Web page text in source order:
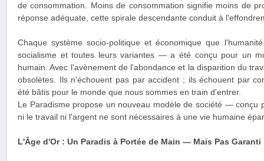
de consommation. Moins de consommation signifie moins de
réponse adéquate, cette spirale descendante conduit à
Chaque système socio-politique et économique que
socialisme et toutes leurs variantes — a été conçu pour un
humain. Avec l'avènement de l'abondance et la disparition du
obsolètes. Ils n'échouent pas par accident ; ils échouent par
été bâtis pour le monde que nous sommes en train d'entrer.
Le Paradisme propose un nouveau modèle de société — conçu
ni le travail ni l'argent ne sont nécessaires à une vie humaine
L'Âge d'Or : Un Paradis à Portée de Main — Mais Pas Garanti